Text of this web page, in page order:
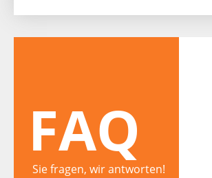
FAQ
Sie fragen, wir antworten!